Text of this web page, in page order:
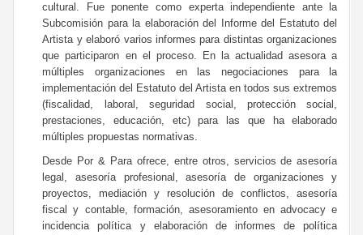
cultural. Fue ponente como experta independiente ante la
Subcomisión para la elaboración del Informe del Estatuto del
Artista y elaboró varios informes para distintas organizaciones
que participaron en el proceso. En la actualidad asesora a
múltiples organizaciones en las negociaciones para la
implementación del Estatuto del Artista en todos sus extremos
(fiscalidad, laboral, seguridad social, protección social,
prestaciones, educación, etc) para las que ha elaborado
múltiples propuestas normativas.
Desde Por & Para ofrece, entre otros, servicios de asesoría
legal, asesoría profesional, asesoría de organizaciones y
proyectos, mediación y resolución de conflictos, asesoría
fiscal y contable, formación, asesoramiento en advocacy e
incidencia política y elaboración de informes de política